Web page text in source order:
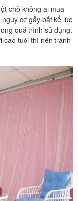
chỗ không ai mua
cơ gẫy bất kể lúc
quá trình sử dụng.
cao tuổi thì nên tránh